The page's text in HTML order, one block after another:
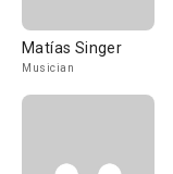
Matías Singer
Musician